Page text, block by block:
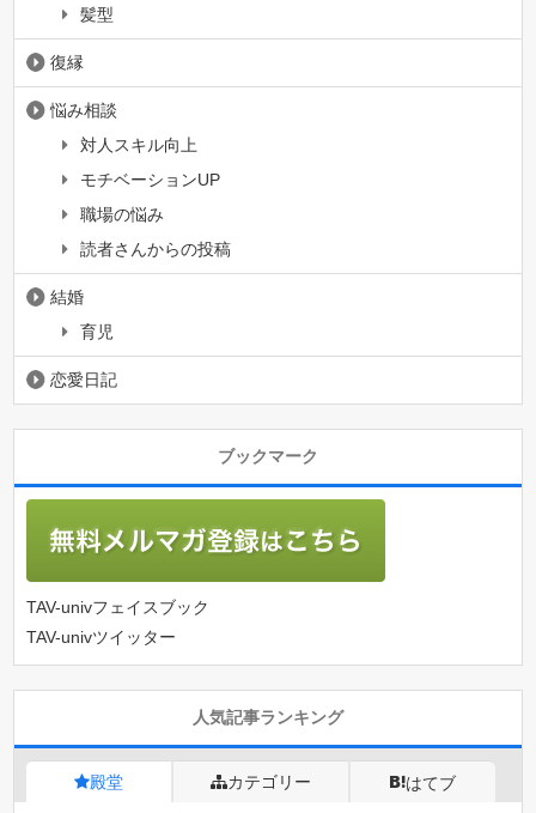
髪型
復縁
悩み相談
対人スキル向上
モチベーションUP
職場の悩み
読者さんからの投稿
結婚
育児
恋愛日記
ブックマーク
TAV-univフェイスブック
TAV-univツイッター
人気記事ランキング
殿堂 カテゴリー はてブ